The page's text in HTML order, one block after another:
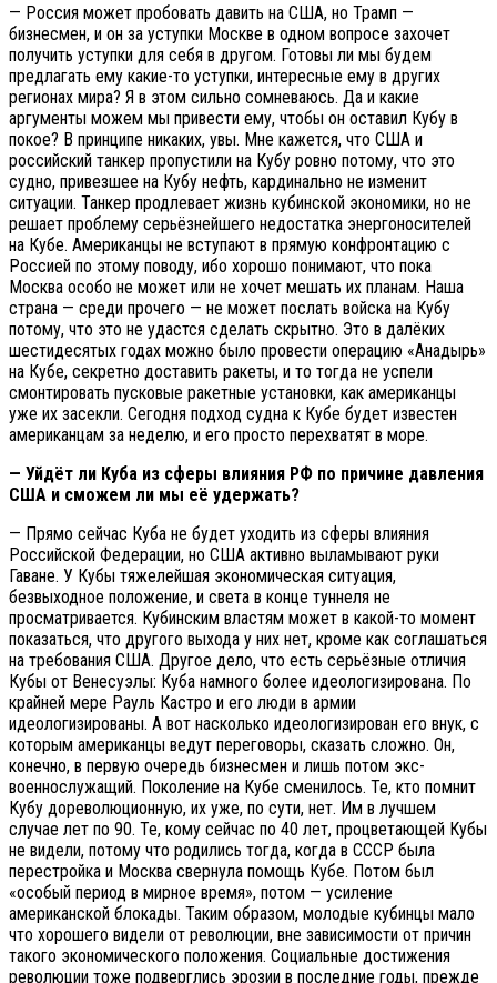
— Россия может пробовать давить на США, но Трамп —
бизнесмен, и он за уступки Москве в одном вопросе захочет
получить уступки для себя в другом. Готовы ли мы будем
предлагать ему какие-то уступки, интересные ему в других
регионах мира? Я в этом сильно сомневаюсь. Да и какие
аргументы можем мы привести ему, чтобы он оставил Кубу в
покое? В принципе никаких, увы. Мне кажется, что США и
российский танкер пропустили на Кубу ровно потому, что это
судно, привезшее на Кубу нефть, кардинально не изменит
ситуации. Танкер продлевает жизнь кубинской экономики, но не
решает проблему серьёзнейшего недостатка энергоносителей
на Кубе. Американцы не вступают в прямую конфронтацию с
Россией по этому поводу, ибо хорошо понимают, что пока
Москва особо не может или не хочет мешать их планам. Наша
страна — среди прочего — не может послать войска на Кубу
потому, что это не удастся сделать скрытно. Это в далёких
шестидесятых годах можно было провести операцию «Анадырь»
на Кубе, секретно доставить ракеты, и то тогда не успели
смонтировать пусковые ракетные установки, как американцы
уже их засекли. Сегодня подход судна к Кубе будет известен
американцам за неделю, и его просто перехватят в море.
— Уйдёт ли Куба из сферы влияния РФ по причине давления
США и сможем ли мы её удержать?
— Прямо сейчас Куба не будет уходить из сферы влияния
Российской Федерации, но США активно выламывают руки
Гаване. У Кубы тяжелейшая экономическая ситуация,
безвыходное положение, и света в конце туннеля не
просматривается. Кубинским властям может в какой-то момент
показаться, что другого выхода у них нет, кроме как соглашаться
на требования США. Другое дело, что есть серьёзные отличия
Кубы от Венесуэлы: Куба намного более идеологизирована. По
крайней мере Рауль Кастро и его люди в армии
идеологизированы. А вот насколько идеологизирован его внук, с
которым американцы ведут переговоры, сказать сложно. Он,
конечно, в первую очередь бизнесмен и лишь потом экс-
военнослужащий. Поколение на Кубе сменилось. Те, кто помнит
Кубу дореволюционную, их уже, по сути, нет. Им в лучшем
случае лет по 90. Те, кому сейчас по 40 лет, процветающей Кубы
не видели, потому что родились тогда, когда в СССР была
перестройка и Москва свернула помощь Кубе. Потом был
«особый период в мирное время», потом — усиление
американской блокады. Таким образом, молодые кубинцы мало
что хорошего видели от революции, вне зависимости от причин
такого экономического положения. Социальные достижения
революции тоже подверглись эрозии в последние годы, прежде